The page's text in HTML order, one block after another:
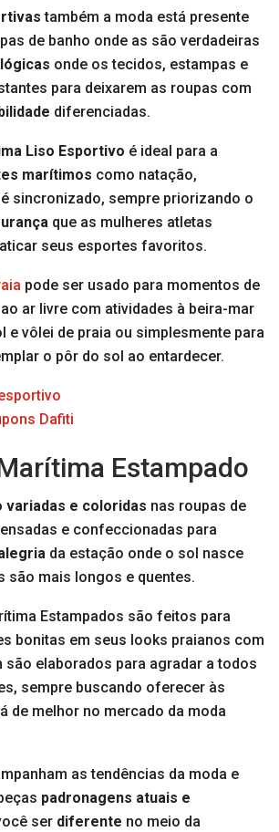
também a moda está presente
de banho onde as são verdadeiras
onde os tecidos, estampas e
para deixarem as roupas com
diferenciadas.
Liso Esportivo é ideal para a
marítimos como natação,
sincronizado, sempre priorizando o
que as mulheres atletas
seus esportes favoritos.
pode ser usado para momentos de
ao ar livre com atividades à beira-mar
e vôlei de praia ou simplesmente para
o pôr do sol ao entardecer.
Dafiti
Estampado
variadas e coloridas nas roupas de
e confeccionadas para
da estação onde o sol nasce
são mais longos e quentes.
Estampados são feitos para
bonitas em seus looks praianos com
são elaborados para agradar a todos
sempre buscando oferecer às
de melhor no mercado da moda
as tendências da moda e
padronagens atuais e
ser diferente no meio da